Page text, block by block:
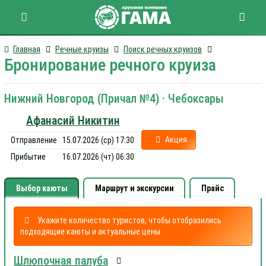
Главная Речные круизы Поиск речных круизов
Бронирование речного круиза
Нижний Новгород (Причал №4) · Чебоксары
Афанасий Никитин
Отправление
15.07.2026 (ср) 17:30
Прибытие
16.07.2026 (чт) 06:30
Акция
Выбор каюты Маршрут и экскурсии Прайс
Укажите количество туристов, чтобы отобразились
подходящие каюты и актуальные цены
Шлюпочная палуба